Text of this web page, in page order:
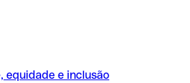
equidade e inclusão